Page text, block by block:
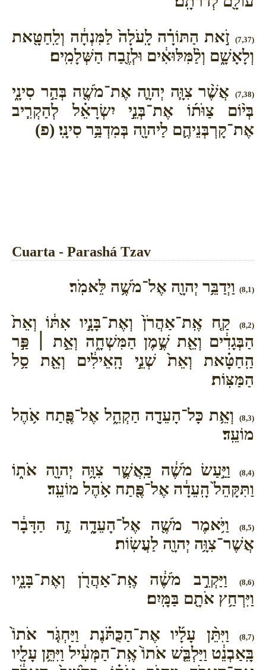
(7,37)
זֹ֣את הַתּוֹרָ֗ה לָֽעֹלָה֙ לַמִּנְחָ֔ה וְלַֽחַטָּ֖את
וְלָאָשָׁ֑ם וְלַ֨מִּלּוּאִ֔ים וּלְזֶ֖בַח הַשְּׁלָמִֽים׃
(7,38)
אֲשֶׁ֨ר צִוָּ֧ה יְהוָ֛ה אֶת־מֹשֶׁ֖ה בְּהַ֣ר סִינָ֑י
בְּי֨וֹם צַוֺּת֜וֹ אֶת־בְּנֵ֣י יִשְׂרָאֵ֗ל לְהַקְרִ֧יב
אֶת־קָרְבְּנֵיהֶ֛ם לַיהוָ֖ה בְּמִדְבַּ֥ר סִינָֽי׃ (פ)
Cuarta - Parashá Tzav
(8,1) וַיְדַבֵּ֥ר יְהוָ֖ה אֶל־מֹשֶׁ֥ה לֵּאמֹֽר׃
(8,2)
קַ֤ח אֶֽת־אַהֲרֹן֙ וְאֶת־בָּנָ֣יו אִתּ֔וֹ וְאֵת֙
הַבְּגָדִ֔ים וְאֵ֖ת שֶׁ֣מֶן הַמִּשְׁחָ֑ה וְאֵ֣ת ׀ פַּ֣ר
הַֽחַטָּ֗את וְאֵת֙ שְׁנֵ֣י הָֽאֵילִ֔ים וְאֵ֖ת סַ֥ל
הַמַּצּֽוֹת׃
(8,3)
וְאֵ֥ת כָּל־הָעֵדָ֖ה הַקְהֵ֑ל אֶל־פֶּ֖תַח אֹ֥הֶל
מוֹעֵֽד׃
(8,4)
וַיַּ֣עַשׂ מֹשֶׁ֔ה כַּֽאֲשֶׁ֛ר צִוָּ֥ה יְהוָ֖ה אֹת֑וֹ
וַתִּקָּהֵל֙ הָֽעֵדָ֔ה אֶל־פֶּ֖תַח אֹ֥הֶל מוֹעֵֽד׃
(8,5)
וַיֹּ֥אמֶר מֹשֶׁ֖ה אֶל־הָעֵדָ֑ה זֶ֣ה הַדָּבָ֔ר
אֲשֶׁר־צִוָּ֥ה יְהוָ֖ה לַעֲשֽׂוֹת׃
(8,6)
וַיַּקְרֵ֣ב מֹשֶׁ֔ה אֶֽת־אַהֲרֹ֖ן וְאֶת־בָּנָ֑יו
וַיִּרְחַ֥ץ אֹתָ֖ם בַּמָּֽיִם׃
(8,7)
וַיִּתֵּ֨ן עָלָ֜יו אֶת־הַכֻּתֹּ֗נֶת וַיַּחְגֹּ֤ר אֹתוֹ֙
בָּֽאַבְנֵ֔ט וַיַּלְבֵּ֤שׁ אֹתוֹ֙ אֶֽת־הַמְּעִ֔יל וַיִּתֵּ֥ן עָלָ֖יו